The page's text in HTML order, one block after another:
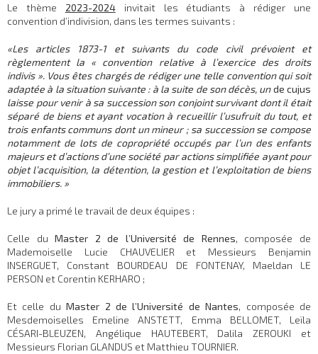
Le thème 2023-2024invitait les étudiants à rédiger une
convention d’indivision, dans les termes suivants :
«Les articles
1873-1 et suivants du code civil prévoient et
règlementent la « convention relative à l’exercice des droits
indivis ». Vous êtes chargés de rédiger une telle convention qui soit
adaptée à la situation suivante : à la suite de son décès, unde cujus
laisse pour venir à sa succession son conjoint survivant dont il était
séparé de biens et ayant vocation à recueillir l’usufruit du tout, et
trois enfants communs dont un mineur ; sa succession se compose
notamment de lots de copropriété occupés par l’un des enfants
majeurs et d’actions d’une société par actions simplifiée ayant pour
objet l’acquisition, la détention, la gestion et l’exploitation de biens
immobiliers. »
Le jury a primé le travail de deux équipes :
Celle duMaster 2 de l’Université de Rennes, composée de
Mademoiselle Lucie CHAUVELIER et Messieurs Benjamin
INSERGUET, Constant BOURDEAU DE FONTENAY, Maeldan LE
PERSON et Corentin KERHARO ;
Et celle duMaster 2 de l’Université de Nantes, composée de
Mesdemoiselles Emeline ANSTETT, Emma BELLOMET, Leïla
CÉSARI-BLEUZEN, Angélique HAUTEBERT, Dalila ZEROUKI et
Messieurs Florian GLANDUS et Matthieu TOURNIER.